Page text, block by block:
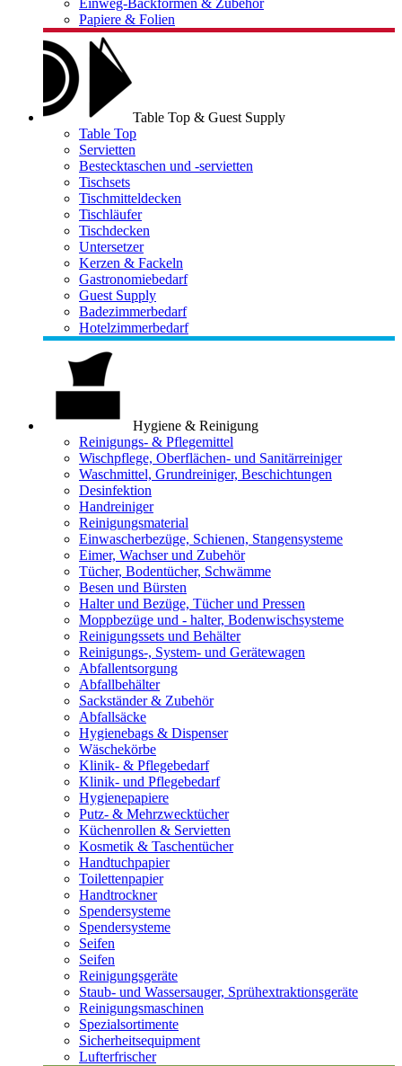
Einweg-Backformen & Zubehör
Papiere & Folien
Table Top & Guest Supply
Table Top
Servietten
Bestecktaschen und -servietten
Tischsets
Tischmitteldecken
Tischläufer
Tischdecken
Untersetzer
Kerzen & Fackeln
Gastronomiebedarf
Guest Supply
Badezimmerbedarf
Hotelzimmerbedarf
Hygiene & Reinigung
Reinigungs- & Pflegemittel
Wischpflege, Oberflächen- und Sanitärreiniger
Waschmittel, Grundreiniger, Beschichtungen
Desinfektion
Handreiniger
Reinigungsmaterial
Einwascherbezüge, Schienen, Stangensysteme
Eimer, Wachser und Zubehör
Tücher, Bodentücher, Schwämme
Besen und Bürsten
Halter und Bezüge, Tücher und Pressen
Moppbezüge und - halter, Bodenwischsysteme
Reinigungssets und Behälter
Reinigungs-, System- und Gerätewagen
Abfallentsorgung
Abfallbehälter
Sackständer & Zubehör
Abfallsäcke
Hygienebags & Dispenser
Wäschekörbe
Klinik- & Pflegebedarf
Klinik- und Pflegebedarf
Hygienepapiere
Putz- & Mehrzwecktücher
Küchenrollen & Servietten
Kosmetik & Taschentücher
Handtuchpapier
Toilettenpapier
Handtrockner
Spendersysteme
Spendersysteme
Seifen
Seifen
Reinigungsgeräte
Staub- und Wassersauger, Sprühextraktionsgeräte
Reinigungsmaschinen
Spezialsortimente
Sicherheitsequipment
Lufterfrischer